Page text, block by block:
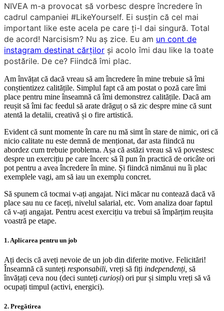
NIVEA m-a provocat să vorbesc despre încredere în
cadrul campaniei #LikeYourself. Ei susțin că cel mai
important like este acela pe care ți-l dai singură. Total
de acord! Narcisism? Nu aș zice. Eu am un cont de
instagram destinat cărților și acolo îmi dau like la toate
postările. De ce? Fiindcă îmi plac.
Am învățat că dacă vreau să am încredere în mine trebuie să îmi
conștientizez calitățile. Simplul fapt că am postat o poză care îmi
place pentru mine înseamnă că îmi demonstrez calitățile. Dacă am
reușit să îmi fac feedul să arate drăguț o să zic despre mine că sunt
atentă la detalii, creativă și o fire artistică.
Evident că sunt momente în care nu mă simt în stare de nimic, ori că
nicio calitate nu este demnă de menționat, dar asta fiindcă nu
abordez cum trebuie problema. Așa că astăzi vreau să vă povestesc
despre un exercițiu pe care încerc să îl pun în practică de oricâte ori
pot pentru a avea încredere în mine. Și fiindcă nimănui nu îi plac
exemplele vagi, am să iau un exemplu concret.
Să spunem că tocmai v-ați angajat. Nici măcar nu contează dacă vă
place sau nu ce faceți, nivelul salarial, etc. Vom analiza doar faptul
că v-ați angajat. Pentru acest exercițiu va trebui să împărțim reușita
voastră pe etape.
1. Aplicarea pentru un job
Ați decis că aveți nevoie de un job din diferite motive. Felicitări!
Înseamnă că sunteți responsabili, vreți să fiți independenți, să
învățați ceva nou (deci sunteți curioși) ori pur și simplu vreți să vă
ocupați timpul (activi, energici).
2. Pregătirea